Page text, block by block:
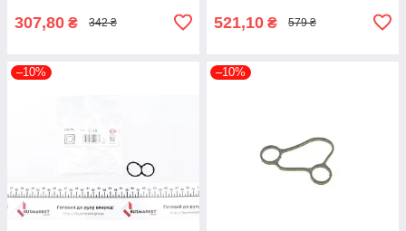
307,80 ₴ 342 ₴ 521,10 ₴ 579 ₴
–10% –10%